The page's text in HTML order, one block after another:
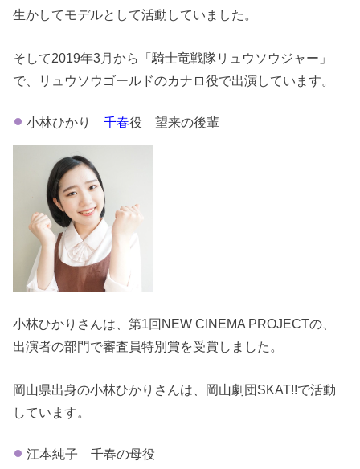
生かしてモデルとして活動していました。
そして2019年3月から「騎士竜戦隊リュウソウジャー」
で、リュウソウゴールドのカナロ役で出演しています。
小林ひかり 千春役 望来の後輩
小林ひかりさんは、第1回NEW CINEMA PROJECTの、
出演者の部門で審査員特別賞を受賞しました。
岡山県出身の小林ひかりさんは、岡山劇団SKAT!!で活動
しています。
江本純子 千春の母役